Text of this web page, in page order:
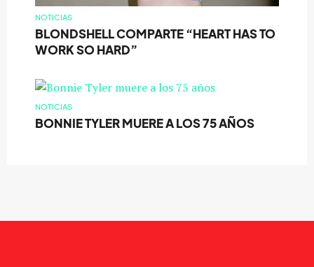
NOTICIAS
BLONDSHELL COMPARTE “HEART HAS TO
WORK SO HARD”
NOTICIAS
BONNIE TYLER MUERE A LOS 75 AÑOS